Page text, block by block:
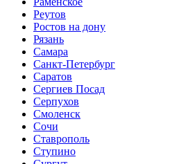
Реутов
Ростов на дону
Рязань
Самара
Санкт-Петербург
Саратов
Сергиев Посад
Серпухов
Смоленск
Сочи
Ставрополь
Ступино